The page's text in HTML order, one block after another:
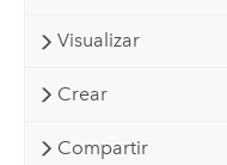
Visualizar
Crear
Compartir